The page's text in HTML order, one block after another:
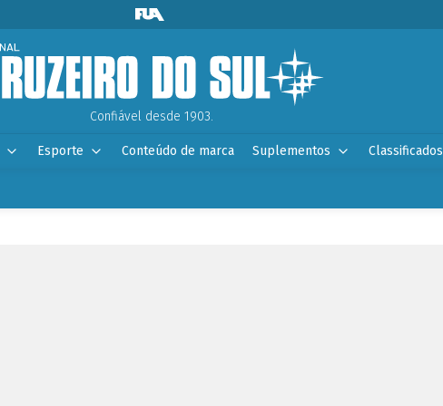
Confiável desde 1903.
Esporte Conteúdo de marca Suplementos Classificados